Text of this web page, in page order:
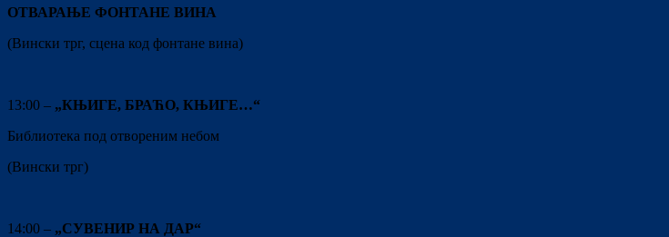
ОТВАРАЊЕ ФОНТАНЕ ВИНА
(Вински трг, сцена код фонтане вина)
13:00 – „КЊИГЕ, БРАЋО, КЊИГЕ…“
Библиотека под отвореним небом
(Вински трг)
14:00 – „СУВЕНИР НА ДАР“